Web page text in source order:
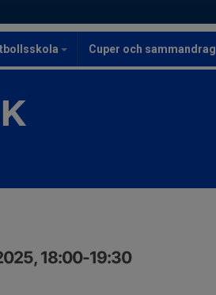
Cuper och sammandrag
18:00-19:30